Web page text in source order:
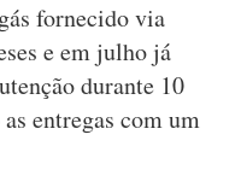
fornecido via
e em julho já
durante 10
entregas com um